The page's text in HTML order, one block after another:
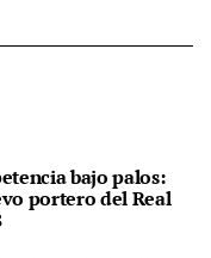
bajo palos:
portero del Real